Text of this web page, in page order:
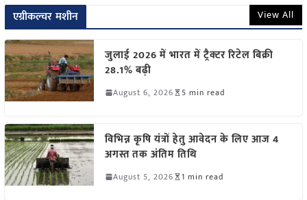
एग्रीकल्चर मशीन View All
जुलाई 2026 में भारत में ट्रैक्टर रिटेल बिक्री
28.1% बढ़ी
August 6, 2026 5 min read
विभिन्न कृषि यंत्रों हेतु आवेदन के लिए आज 4
अगस्त तक अंतिम तिथि
August 5, 2026 1 min read